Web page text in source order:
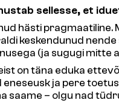
sellesse, et
hästi
keskendunud
(ja sugugi mitte
on täna eduka
ja pere
saame – olgu nad